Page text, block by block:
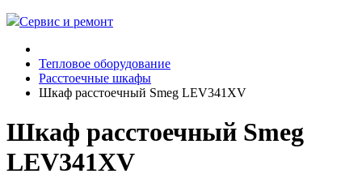
Сервис и ремонт
Тепловое оборудование
Расстоечные шкафы
Шкаф расстоечный Smeg LEV341XV
Шкаф расстоечный Smeg
LEV341XV